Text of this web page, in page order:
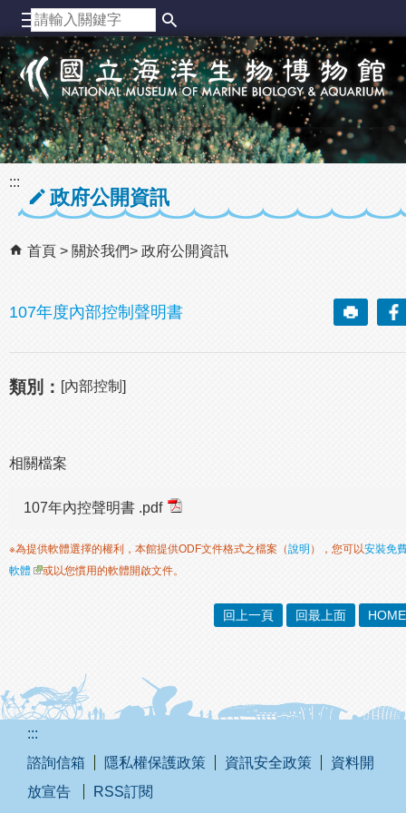
跳到主要內容區塊
:::
政府公開資訊
首頁 關於我們 政府公開資訊
107年度內部控制聲明書
類別： [內部控制]
相關檔案
107年內控聲明書 .pdf
※為提供軟體選擇的權利，本館提供ODF文件格式之檔案（說明 ），您可以安裝免
軟體
或以您慣用的軟體開啟文件。
回上一頁 回最上面 HOME
:::
諮詢信箱
隱私權保護政策 資訊安全政策
資料開
放宣告
RSS訂閱